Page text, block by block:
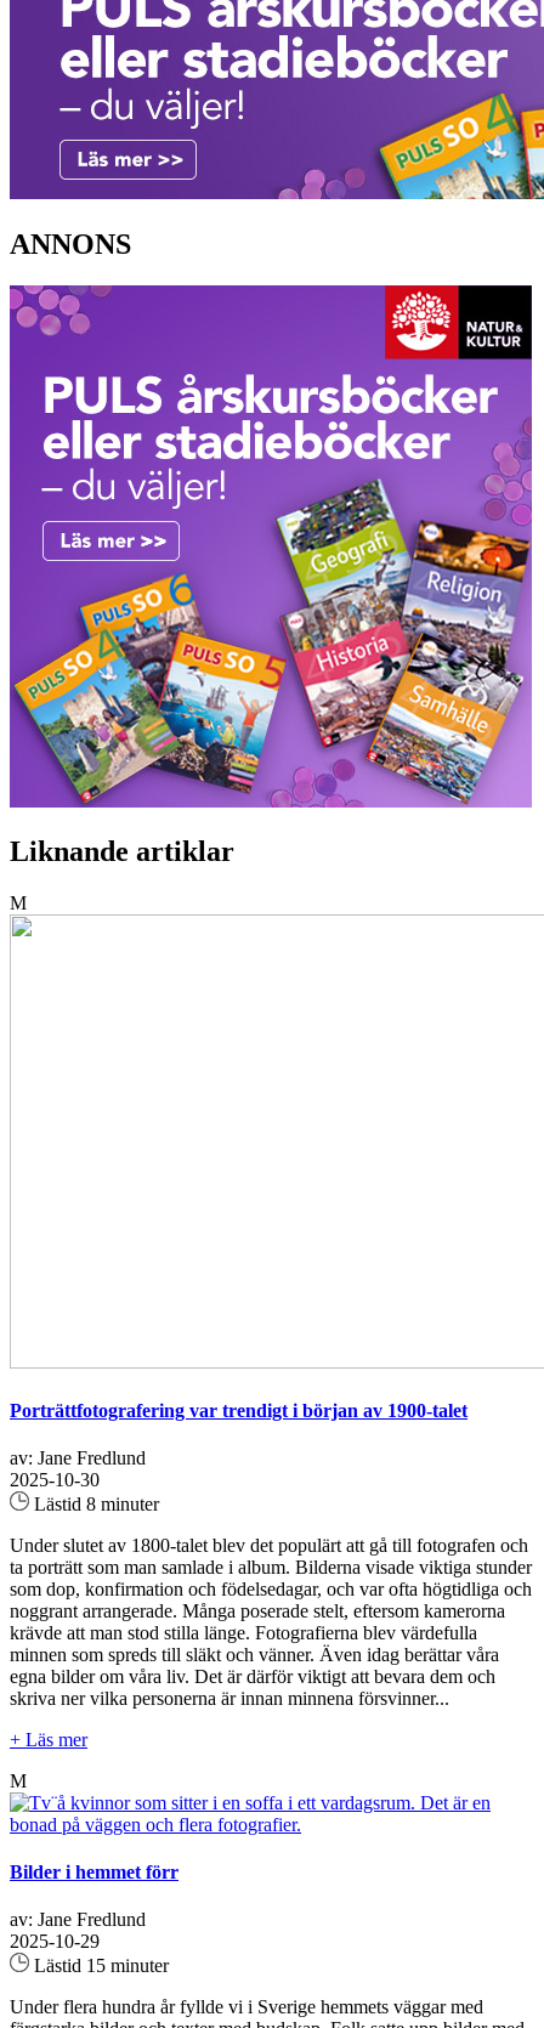
ANNONS
Liknande artiklar
M
Porträttfotografering var trendigt i början av 1900-talet
av: Jane Fredlund
2025-10-30
Lästid 8 minuter
Under slutet av 1800-talet blev det populärt att gå till fotografen och
ta porträtt som man samlade i album. Bilderna visade viktiga stunder
som dop, konfirmation och födelsedagar, och var ofta högtidliga och
noggrant arrangerade. Många poserade stelt, eftersom kamerorna
krävde att man stod stilla länge. Fotografierna blev värdefulla
minnen som spreds till släkt och vänner. Även idag berättar våra
egna bilder om våra liv. Det är därför viktigt att bevara dem och
skriva ner vilka personerna är innan minnena försvinner...
+ Läs mer
M
Bilder i hemmet förr
av: Jane Fredlund
2025-10-29
Lästid 15 minuter
Under flera hundra år fyllde vi i Sverige hemmets väggar med